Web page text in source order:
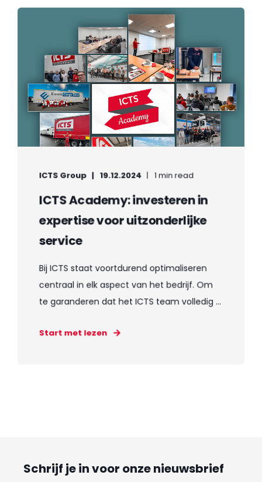
ICTS Group 19.12.2024 1 min read
ICTS Academy: investeren in
expertise voor uitzonderlijke
service
Bij ICTS staat voortdurend optimaliseren
centraal in elk aspect van het bedrijf. Om
te garanderen dat het ICTS team volledig ...
Start met lezen
Schrijf je in voor onze nieuwsbrief